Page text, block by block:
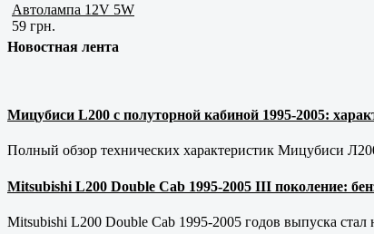
Автолампа 12V 5W
59 грн.
Новостная лента
Мицубиси L200 с полуторной кабиной 1995-2005:
Полный обзор технических характеристик Мицубиси
Mitsubishi L200 Double Cab 1995-2005 III поколение:
Mitsubishi L200 Double Cab 1995-2005 годов выпуска